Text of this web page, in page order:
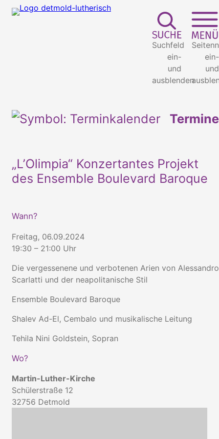
Suchfeld
ein-
und
ausblenden
ein-
und
Termine
„L’Olimpia“ Konzertantes Projekt
des Ensemble Boulevard Baroque
Wann?
Freitag, 06.09.2024
19:30 – 21:00 Uhr
Die vergessenene und verbotenen Arien von Alessandro
Scarlatti und der neapolitanische Stil
Ensemble Boulevard Baroque
Shalev Ad-El, Cembalo und musikalische Leitung
Tehila Nini Goldstein, Sopran
Wo?
Martin-Luther-Kirche
Schülerstraße 12
32756 Detmold